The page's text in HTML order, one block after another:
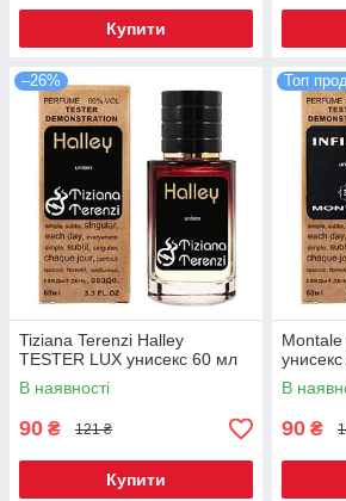
Купити
–26%
Tiziana Terenzi Halley
TESTER LUX унисекс 60 мл
В наявності
90 ₴ 121 ₴
Купити
Топ
В
90 ₴